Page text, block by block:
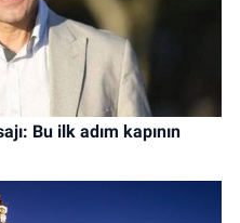
Bu ilk adım kapının